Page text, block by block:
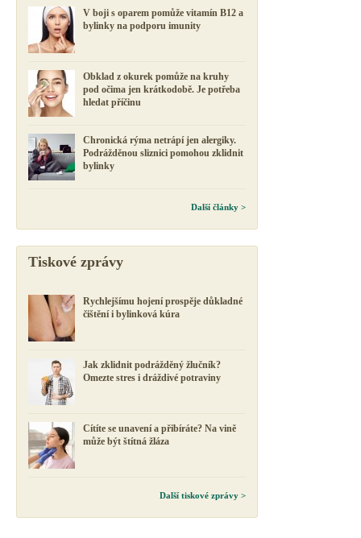
V boji s oparem pomůže vitamín B12 a
bylinky na podporu imunity
Obklad z okurek pomůže na kruhy
pod očima jen krátkodobě. Je potřeba
hledat příčinu
Chronická rýma netrápí jen alergiky.
Podrážděnou sliznici pomohou zklidnit
bylinky
Další články >
Tiskové zprávy
Rychlejšímu hojení prospěje důkladné
čištění i bylinková kúra
Jak zklidnit podrážděný žlučník?
Omezte stres i dráždivé potraviny
Cítíte se unavení a přibíráte? Na vině
může být štítná žláza
Další tiskové zprávy >